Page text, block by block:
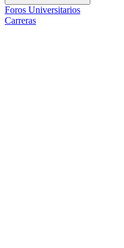
Foros Universitarios
Carreras